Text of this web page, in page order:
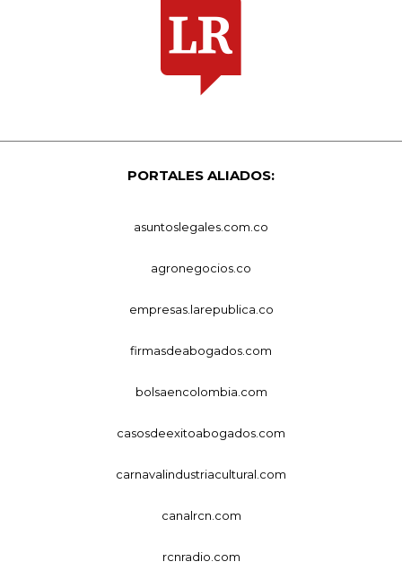
PORTALES ALIADOS:
asuntoslegales.com.co
agronegocios.co
empresas.larepublica.co
firmasdeabogados.com
bolsaencolombia.com
casosdeexitoabogados.com
carnavalindustriacultural.com
canalrcn.com
rcnradio.com